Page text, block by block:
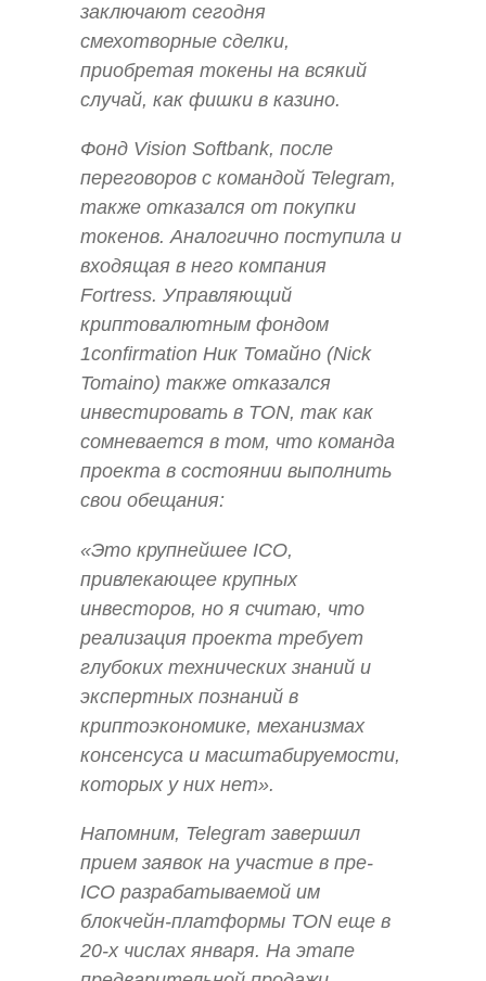
заключают сегодня
смехотворные сделки,
приобретая токены на всякий
случай, как фишки в казино.
Фонд Vision Softbank, после
переговоров с командой Telegram,
также отказался от покупки
токенов. Аналогично поступила и
входящая в него компания
Fortress. Управляющий
криптовалютным фондом
1confirmation Ник Томайно (Nick
Tomaino) также отказался
инвестировать в TON, так как
сомневается в том, что команда
проекта в состоянии выполнить
свои обещания:
«Это крупнейшее ICO,
привлекающее крупных
инвесторов, но я считаю, что
реализация проекта требует
глубоких технических знаний и
экспертных познаний в
криптоэкономике, механизмах
консенсуса и масштабируемости,
которых у них нет».
Напомним, Telegram завершил
прием заявок на участие в пре-
ICO разрабатываемой им
блокчейн-платформы TON еще в
20-х числах января. На этапе